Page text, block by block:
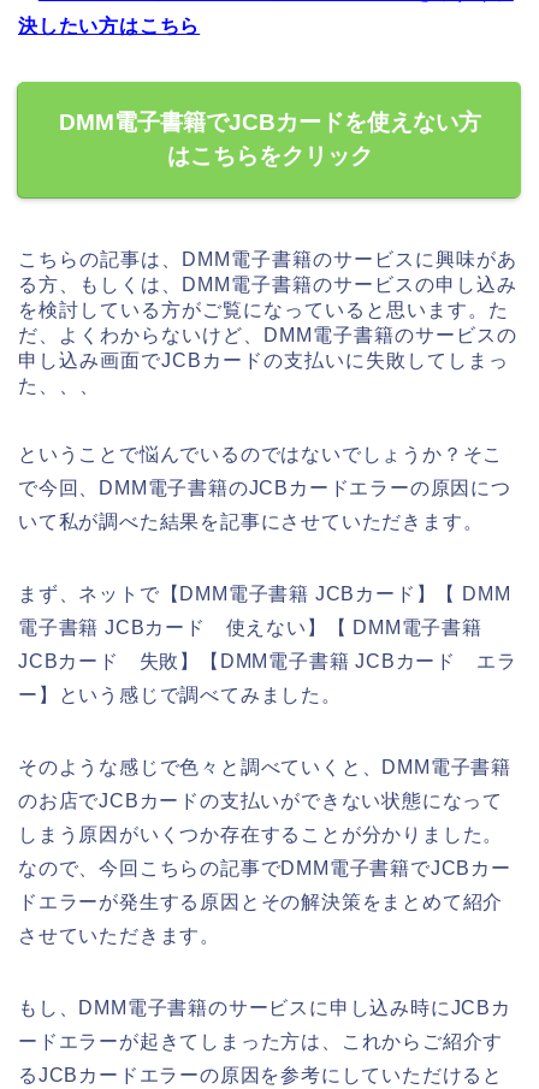
決したい方はこちら
DMM電子書籍でJCBカードを使えない方
はこちらをクリック
こちらの記事は、DMM電子書籍のサービスに興味があ
る方、もしくは、DMM電子書籍のサービスの申し込み
を検討している方がご覧になっていると思います。た
だ、よくわからないけど、DMM電子書籍のサービスの
申し込み画面でJCBカードの支払いに失敗してしまっ
た、、、
ということで悩んでいるのではないでしょうか？そこ
で今回、DMM電子書籍のJCBカードエラーの原因につ
いて私が調べた結果を記事にさせていただきます。
まず、ネットで【DMM電子書籍 JCBカード】【 DMM
電子書籍 JCBカード 使えない】【 DMM電子書籍
JCBカード 失敗】【DMM電子書籍 JCBカード エラ
ー】という感じで調べてみました。
そのような感じで色々と調べていくと、DMM電子書籍
のお店でJCBカードの支払いができない状態になって
しまう原因がいくつか存在することが分かりました。
なので、今回こちらの記事でDMM電子書籍でJCBカー
ドエラーが発生する原因とその解決策をまとめて紹介
させていただきます。
もし、DMM電子書籍のサービスに申し込み時にJCBカ
ードエラーが起きてしまった方は、これからご紹介す
るJCBカードエラーの原因を参考にしていただけると